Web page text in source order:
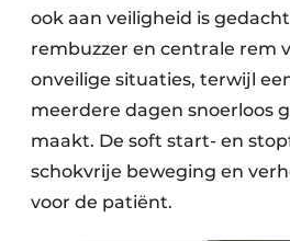
ook aan veiligheid is
rembuzzer en centrale rem
onveilige situaties, terwijl
meerdere dagen snoerloos
maakt. De soft start- en
schokvrije beweging en
voor de patiënt.